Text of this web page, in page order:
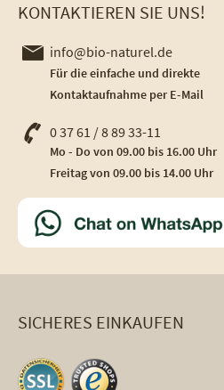
KONTAKTIEREN SIE UNS!
info@bio-naturel.de
Für die einfache und direkte
Kontaktaufnahme per E-Mail
0 37 61 / 8 89 33-11
Mo - Do von 09.00 bis 16.00 Uhr
Freitag von 09.00 bis 14.00 Uhr
SICHERES EINKAUFEN